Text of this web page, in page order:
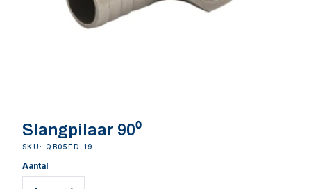
Slangpilaar 90⁰
SKU: QB05FD-19
Aantal